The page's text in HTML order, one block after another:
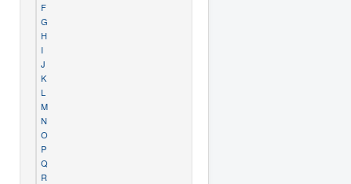
F
G
H
I
J
K
L
M
N
O
P
Q
R